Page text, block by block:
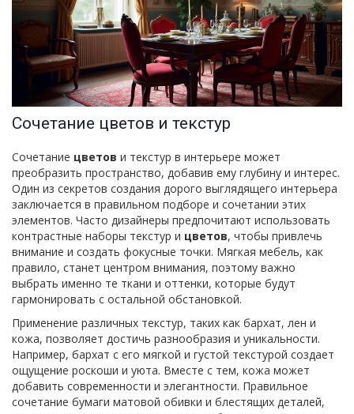
Сочетание цветов и текстур
Сочетание цветов и текстур в интерьере может
преобразить пространство, добавив ему глубину и интерес.
Один из секретов создания дорого выглядящего интерьера
заключается в правильном подборе и сочетании этих
элементов. Часто дизайнеры предпочитают использовать
контрастные наборы текстур и цветов, чтобы привлечь
внимание и создать фокусные точки. Мягкая мебель, как
правило, станет центром внимания, поэтому важно
выбрать именно те ткани и оттенки, которые будут
гармонировать с остальной обстановкой.
Применение различных текстур, таких как бархат, лен и
кожа, позволяет достичь разнообразия и уникальности.
Например, бархат с его мягкой и густой текстурой создает
ощущение роскоши и уюта. Вместе с тем, кожа может
добавить современности и элегантности. Правильное
сочетание бумаги матовой обивки и блестящих деталей,